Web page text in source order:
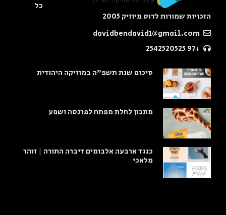
כל
הזכויות שמורות לדוס מיוזיק 2005
+97 2542520525
סיכום שנת תשפ"ה במוזיקה היהודית
מתכון לחלת מפתח לפרנסה ושפע
כנגד ארבעה אלבומים דיברה התורה | זוהר
מלאכי